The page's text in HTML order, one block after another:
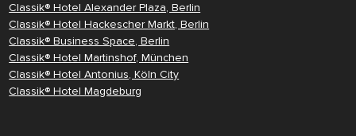
Classik® Hotel Alexander Plaza, Berlin
Classik® Hotel Hackescher Markt, Berlin
Classik® Business Space, Berlin
Classik® Hotel Martinshof, München
Classik® Hotel Antonius, Köln City
Classik® Hotel Magdeburg